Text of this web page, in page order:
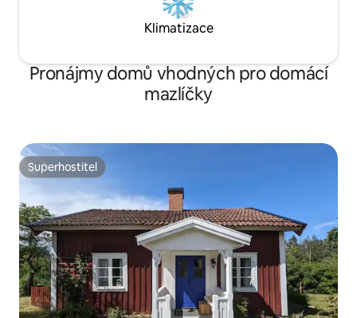
Klimatizace
Pronájmy domů vhodných pro domácí
mazlíčky
Superhostitel
Superhostitel